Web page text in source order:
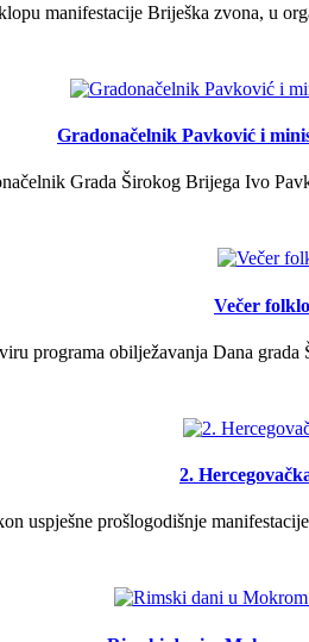
manifestacije Briješka zvona, u
Gradonačelnik Pavković i
Grada Širokog Brijega Ivo
Večer
programa obilježavanja Dana
2.
uspješne prošlogodišnje